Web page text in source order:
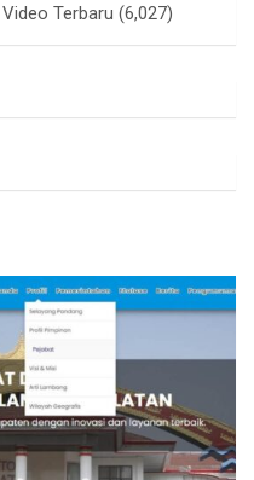
Terbaru (6,027)